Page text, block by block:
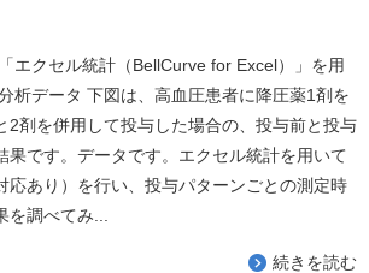
エクセル統計（BellCurve for Excel）」を用
析データ 下図は、高血圧患者に降圧薬1剤を
2剤を併用して投与した場合の、投与前と投与
果です。データです。エクセル統計を用いて
応あり）を行い、投与パターンごとの測定時
調べてみ...
続きを読む